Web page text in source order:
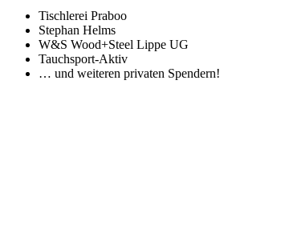
Tischlerei Praboo
Stephan Helms
W&S Wood+Steel Lippe UG
Tauchsport-Aktiv
… und weiteren privaten Spendern!